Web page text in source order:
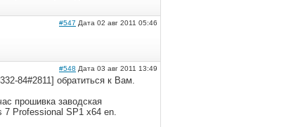
#547 Дата 02 авг 2011 05:46
#548 Дата 03 авг 2011 13:49
84#2811] обратиться к Вам.
прошивка заводская
7 Professional SP1 x64 en.